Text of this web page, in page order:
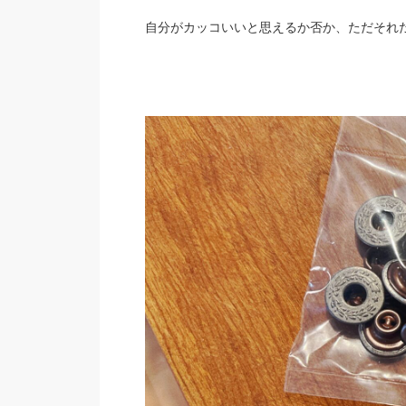
自分がカッコいいと思えるか否か、ただそれ